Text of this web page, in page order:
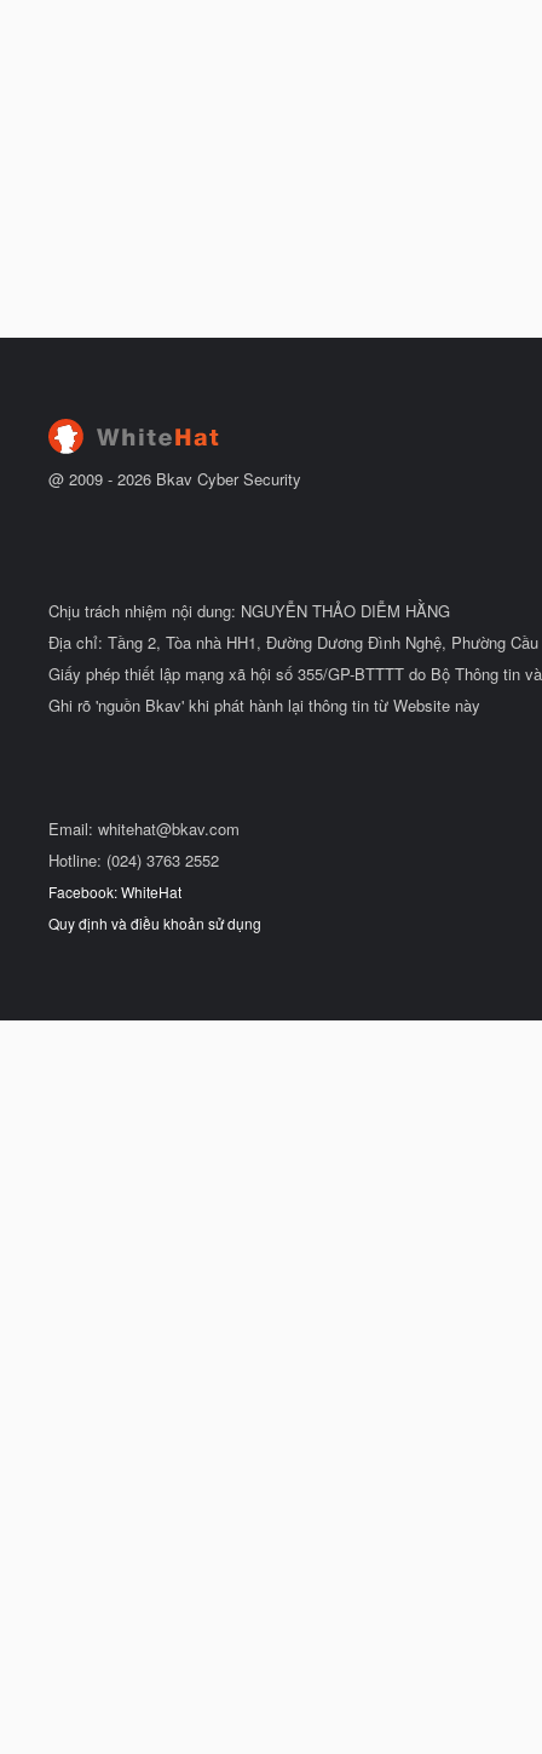
@ 2009 - 2026 Bkav Cyber Security
Chịu trách nhiệm nội dung: NGUYỄN THẢO DIỄM HẰNG
Địa chỉ: Tầng 2, Tòa nhà HH1, Đường Dương Đình Nghệ, Phường
Giấy phép thiết lập mạng xã hội số 355/GP-BTTTT do Bộ Thông tin
Ghi rõ 'nguồn Bkav' khi phát hành lại thông tin từ Website này
Email: whitehat@bkav.com
Hotline: (024) 3763 2552
Facebook: WhiteHat
Quy định và điều khoản sử dụng